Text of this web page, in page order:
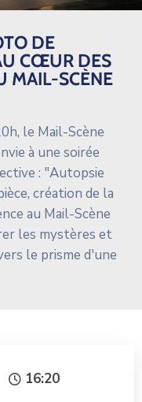
DE
CŒUR DES
MAIL-SCÈNE
le Mail-Scène
à une soirée
: "Autopsie
création de la
au Mail-Scène
les mystères et
le prisme d'une
16:20